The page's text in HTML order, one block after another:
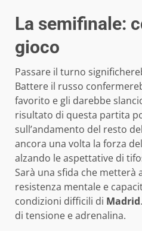
La semifinale:
gioco
Passare il turno
Battere il russo
favorito e gli darebbe
risultato di questa partita
sull’andamento del resto
ancora una volta la forza
alzando le aspettative di
Sarà una sfida che metterà
resistenza mentale e
condizioni difficili di Madrid
di tensione e adrenalina.